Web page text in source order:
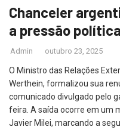
Chanceler
a pressão
Admin outubro 23, 2025
O Ministro das Relações
Werthein, formalizou sua
comunicado divulgado pelo
feira. A saída ocorre em um
Javier Milei, marcando a